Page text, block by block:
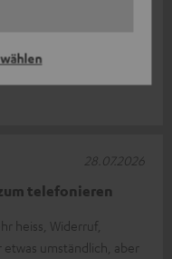
so.
telefonieren
heiss, Widerruf,
umständlich, aber
28.07.2026